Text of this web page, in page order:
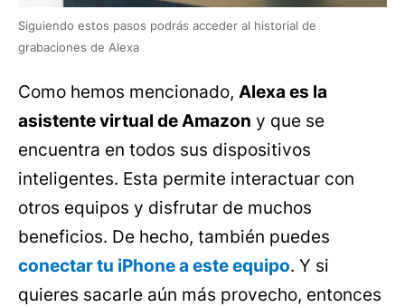
Siguiendo estos pasos podrás acceder al historial de
grabaciones de Alexa
Como hemos mencionado, Alexa es la
asistente virtual de Amazon y que se
encuentra en todos sus dispositivos
inteligentes. Esta permite interactuar con
otros equipos y disfrutar de muchos
beneficios. De hecho, también puedes
conectar tu iPhone a este equipo. Y si
quieres sacarle aún más provecho, entonces